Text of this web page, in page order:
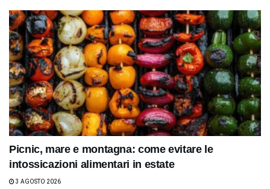
Picnic, mare e montagna: come evitare le
intossicazioni alimentari in estate
3 AGOSTO 2026